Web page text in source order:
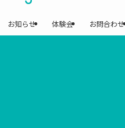
お知らせ 体験会 お問合わせ